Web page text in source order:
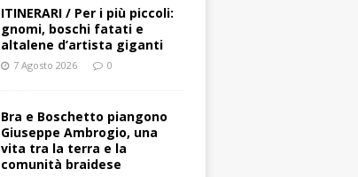
ITINERARI / Per i più piccoli:
gnomi, boschi fatati e
altalene d’artista giganti
7 Agosto 2026 0
Bra e Boschetto piangono
Giuseppe Ambrogio, una
vita tra la terra e la
comunità braidese